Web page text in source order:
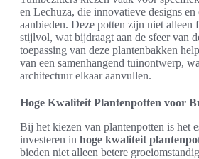
en Lechuza, die innovatieve designs en
aanbieden. Deze potten zijn niet alleen
stijlvol, wat bijdraagt aan de sfeer van
toepassing van deze plantenbakken
van een samenhangend tuinontwerp,
architectuur elkaar aanvullen.
Hoge Kwaliteit Plantenpotten voor
Bij het kiezen van plantenpotten is het
investeren in hoge kwaliteit
bieden niet alleen betere